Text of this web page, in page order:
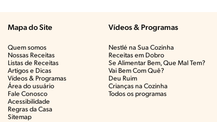
Mapa do Site
Quem somos
Nossas Receitas
Listas de Receitas​
Artigos e Dicas​
Vídeos & Programas​
Área do usuário
Fale Conosco
Acessibilidade
Regras da Casa
Sitemap
Vídeos & Programas​
Nestlé na Sua Cozinha
Receitas em Dobro
Se Alimentar Bem, Que Mal Tem?​
Vai Bem Com Quê?​
Deu Ruim​
Crianças na Cozinha​
Todos os programas